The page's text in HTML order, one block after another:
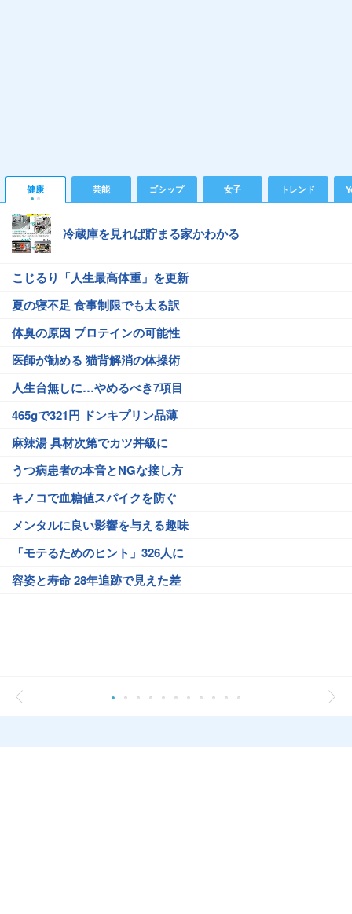
健康 芸能 ゴシップ 女子 トレンド
冷蔵庫を見れば貯まる家かわかる
こじるり「人生最高体重」を更新
夏の寝不足 食事制限でも太る訳
体臭の原因 プロテインの可能性
医師が勧める 猫背解消の体操術
人生台無しに…やめるべき7項目
465gで321円 ドンキプリン品薄
麻辣湯 具材次第でカツ丼級に
うつ病患者の本音とNGな接し方
キノコで血糖値スパイクを防ぐ
メンタルに良い影響を与える趣味
「モテるためのヒント」326人に
容姿と寿命 28年追跡で見えた差